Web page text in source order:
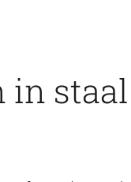
in staal